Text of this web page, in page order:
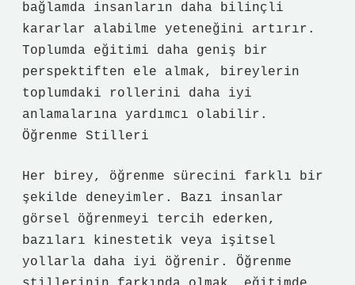
bağlamda insanların daha bilinçli
kararlar alabilme yeteneğini artırır.
Toplumda eğitimi daha geniş bir
perspektiften ele almak, bireylerin
toplumdaki rollerini daha iyi
anlamalarına yardımcı olabilir.
Öğrenme Stilleri
Her birey, öğrenme sürecini farklı bir
şekilde deneyimler. Bazı insanlar
görsel öğrenmeyi tercih ederken,
bazıları kinestetik veya işitsel
yollarla daha iyi öğrenir. Öğrenme